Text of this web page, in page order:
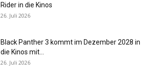
Rider in die Kinos
26. Juli 2026
Black Panther 3 kommt im Dezember 2028 in
die Kinos mit...
26. Juli 2026